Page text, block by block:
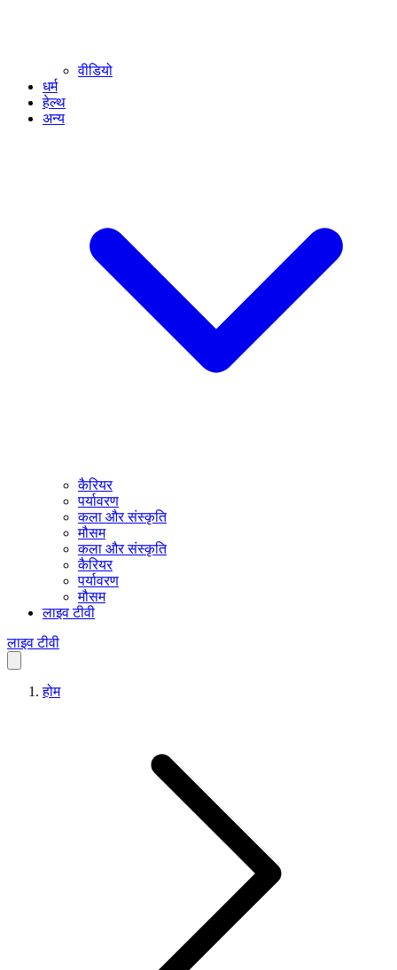
वीडियो
धर्म
हेल्थ
अन्य
कैरियर
पर्यावरण
कला और संस्कृति
मौसम
कला और संस्कृति
कैरियर
पर्यावरण
मौसम
लाइव टीवी
लाइव टीवी
होम